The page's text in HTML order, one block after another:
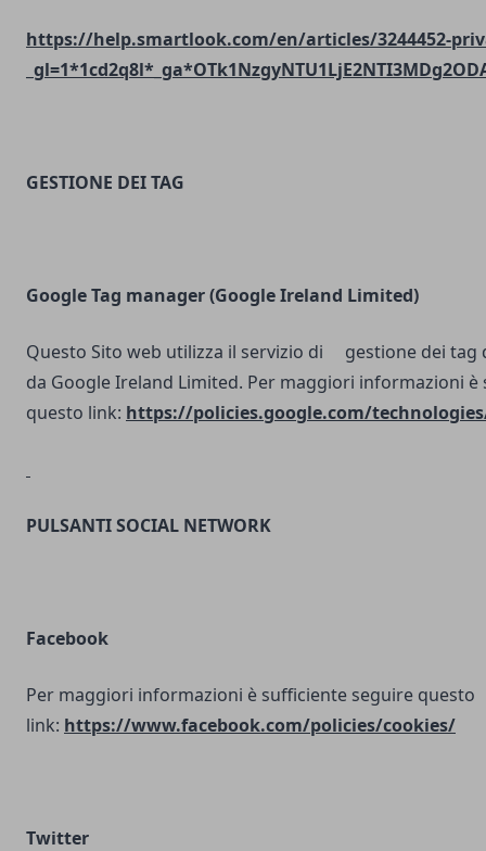
https://help.smartlook.com/en/articles/3244452-
GESTIONE DEI TAG
Google Tag manager (Google Ireland Limited)
Questo Sito web utilizza il servizio di gestione dei tag
da Google Ireland Limited. Per maggiori informazioni
questo link: https://policies.google.com/
PULSANTI SOCIAL NETWORK
Facebook
Per maggiori informazioni è sufficiente seguire questo
link: https://www.facebook.com/policies/cookies/
Twitter